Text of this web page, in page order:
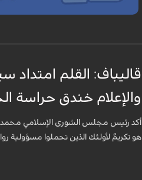
قاليباف: القلم امتداد
والإعلام خندق حراسة
أكد رئيس مجلس الشورى الإسلامي محمد
هو تكريمٌ لأولئك الذين تحملوا مسؤولية